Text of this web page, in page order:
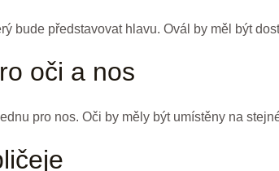
bude představovat hlavu. Ovál by měl být
oči a nos
pro nos. Oči by měly být umístěny na